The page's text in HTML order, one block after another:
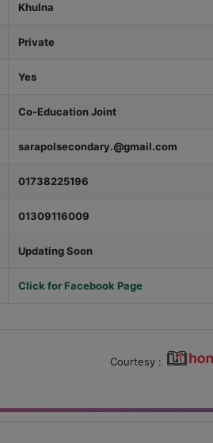
Khulna
Private
Yes
Co-Education Joint
sarapolsecondary.@gmail.com
01738225196
01309116009
Updating Soon
Click for Facebook Page
Courtesy :